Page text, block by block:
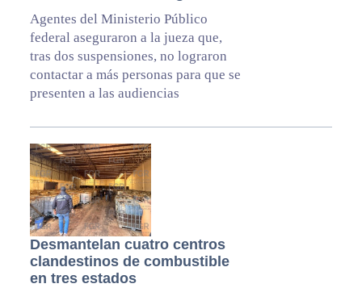
Agentes del Ministerio Público
federal aseguraron a la jueza que,
tras dos suspensiones, no lograron
contactar a más personas para que se
presenten a las audiencias
Desmantelan cuatro centros
clandestinos de combustible
en tres estados